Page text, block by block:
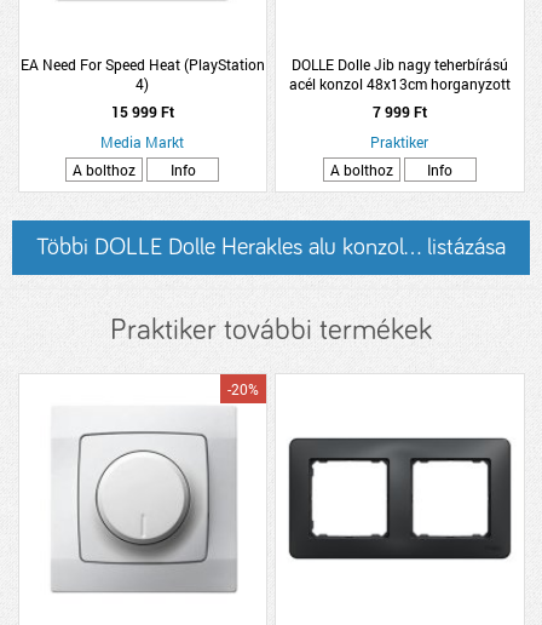
EA Need For Speed Heat (PlayStation
4)
15 999 Ft
Media Markt
A bolthoz
Info
DOLLE Dolle Jib nagy teherbírású
acél konzol 48x13cm horganyzott
7 999 Ft
Praktiker
A bolthoz
Info
Többi DOLLE Dolle Herakles alu konzol... listázása
Praktiker további termékek
-20%